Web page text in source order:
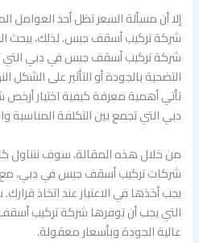
إلا أن مسألة السعر تظل أحد العوامل
شركة تركيب أسقف جبس. لذلك، يبحث
شركة تركيب أسقف جبس في دبي التي
التضحية بالجودة أو التأثير على
تأتي أهمية معرفة كيفية اختيار
دبي التي تجمع بين التكلفة المناسبة
من خلال هذه المقالة، سوف نتناول
شركات تركيب أسقف جبس في دبي، مع
يجب أخذها في الاعتبار عند اتخاذ
التي يجب أن توفرها شركة تركيب
عالية الجودة وبأسعار معقولة.